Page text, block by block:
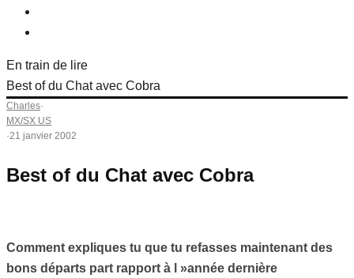
En train de lire
Best of du Chat avec Cobra
Charles·
MX/SX US
·21 janvier 2002
Best of du Chat avec Cobra
Comment expliques tu que tu refasses maintenant des
bons départs part rapport à l »année dernière